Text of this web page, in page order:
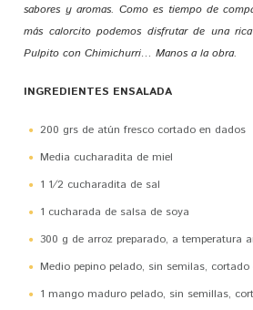
sabores y aromas. Como es tiempo de
más calorcito podemos disfrutar de una
Pulpito con Chimichurri… Manos a la obra.
INGREDIENTES ENSALADA
200 grs de atún fresco cortado en dados
Media cucharadita de miel
1 1⁄2 cucharadita de sal
1 cucharada de salsa de soya
300 g de arroz preparado, a temperatura
Medio pepino pelado, sin semilas,
1 mango maduro pelado, sin semillas,